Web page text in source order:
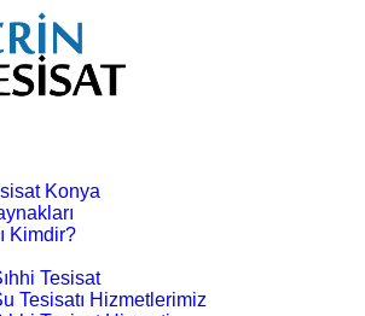
Konya
Kimdir?
Tesisat
Tesisatı Hizmetlerimiz